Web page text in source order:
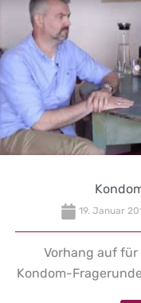
Kondom-
19. Januar 2017
Vorhang auf für den
Fragerunde mit